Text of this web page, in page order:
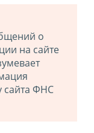
о
на сайте
сайта ФНС